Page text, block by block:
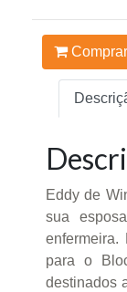
Comprar
Eddy de
sua
enfermeira.
para o
destinados